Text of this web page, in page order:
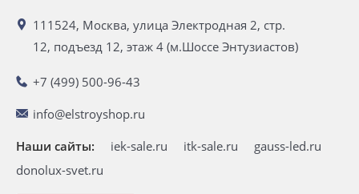
111524, Москва, улица Электродная 2, стр.
12, подъезд 12, этаж 4 (м.Шоссе Энтузиастов)
+7 (499) 500-96-43
info@elstroyshop.ru
Наши сайты: iek-sale.ru itk-sale.ru
gauss-led.ru
donolux-svet.ru